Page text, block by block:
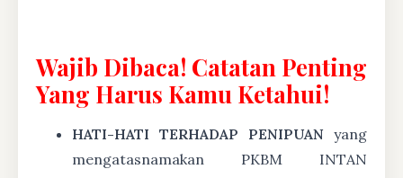
Wajib Dibaca! Catatan Penting
Yang Harus Kamu Ketahui!
HATI-HATI TERHADAP PENIPUAN yang
mengatasnamakan PKBM INTAN